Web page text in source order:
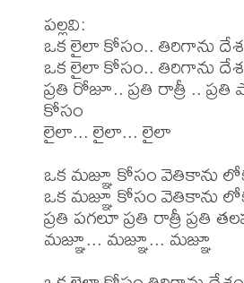
పల్లవి:
ఒక లైలా కోసం.. తిరిగాను
ఒక లైలా కోసం.. తిరిగాను
ప్రతి రోజూ.. ప్రతి రాత్రీ ..
కోసం
లైలా... లైలా... లైలా
ఒక మజ్ఞూ కోసం వెతికాను
ఒక మజ్ఞూ కోసం వెతికాను
ప్రతి పగలూ ప్రతి రాత్రీ ప్రతి
మజ్ఞూ... మజ్ఞూ... మజ్ఞూ